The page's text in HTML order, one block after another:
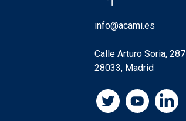
info@acami.es
Calle Arturo Soria, 287
28033, Madrid